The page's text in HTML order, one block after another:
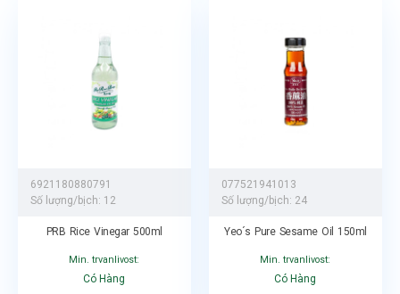
6921180880791
Số lượng/bịch: 12
PRB Rice Vinegar 500ml
Min. trvanlivost:
Có Hàng
077521941013
Số lượng/bịch: 24
Yeo´s Pure Sesame Oil 150ml
Min. trvanlivost:
Có Hàng